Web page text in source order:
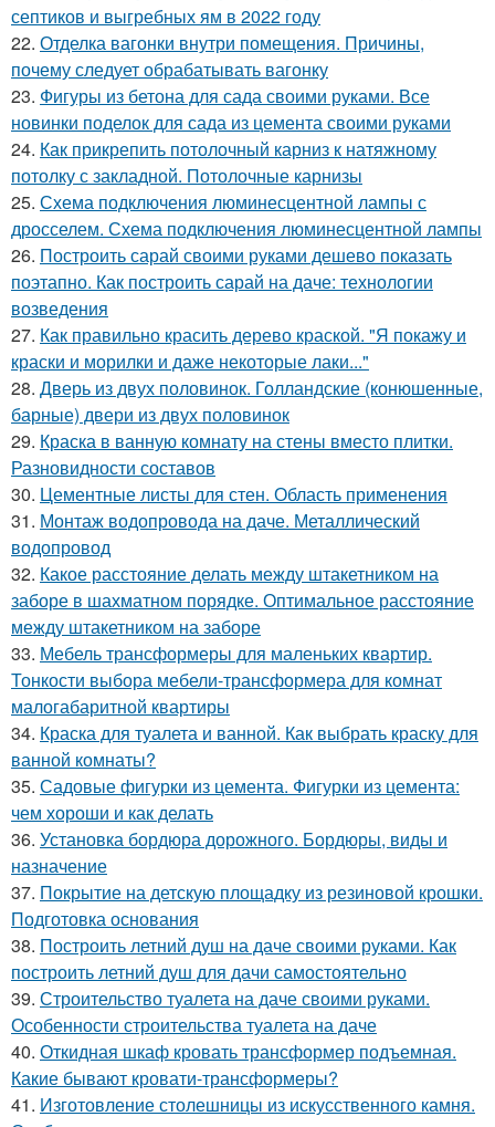
септиков и выгребных ям в 2022 году
22. Отделка вагонки внутри помещения. Причины,
почему следует обрабатывать вагонку
23. Фигуры из бетона для сада своими руками. Все
новинки поделок для сада из цемента своими руками
24. Как прикрепить потолочный карниз к натяжному
потолку с закладной. Потолочные карнизы
25. Схема подключения люминесцентной лампы с
дросселем. Схема подключения люминесцентной лампы
26. Построить сарай своими руками дешево показать
поэтапно. Как построить сарай на даче: технологии
возведения
27. Как правильно красить дерево краской. "Я покажу и
краски и морилки и даже некоторые лаки..."
28. Дверь из двух половинок. Голландские (конюшенные,
барные) двери из двух половинок
29. Краска в ванную комнату на стены вместо плитки.
Разновидности составов
30. Цементные листы для стен. Область применения
31. Монтаж водопровода на даче. Металлический
водопровод
32. Какое расстояние делать между штакетником на
заборе в шахматном порядке. Оптимальное расстояние
между штакетником на заборе
33. Мебель трансформеры для маленьких квартир.
Тонкости выбора мебели-трансформера для комнат
малогабаритной квартиры
34. Краска для туалета и ванной. Как выбрать краску для
ванной комнаты?
35. Садовые фигурки из цемента. Фигурки из цемента:
чем хороши и как делать
36. Установка бордюра дорожного. Бордюры, виды и
назначение
37. Покрытие на детскую площадку из резиновой крошки.
Подготовка основания
38. Построить летний душ на даче своими руками. Как
построить летний душ для дачи самостоятельно
39. Строительство туалета на даче своими руками.
Особенности строительства туалета на даче
40. Откидная шкаф кровать трансформер подъемная.
Какие бывают кровати-трансформеры?
41. Изготовление столешницы из искусственного камня.